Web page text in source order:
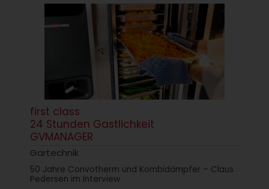
first class
24 Stunden Gastlichkeit
GVMANAGER
Gartechnik
50 Jahre Convotherm und Kombidämpfer – Claus
Pedersen im Interview